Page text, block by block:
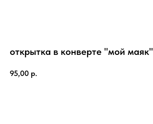
открытка в конверте "мой маяк"
95,00 р.